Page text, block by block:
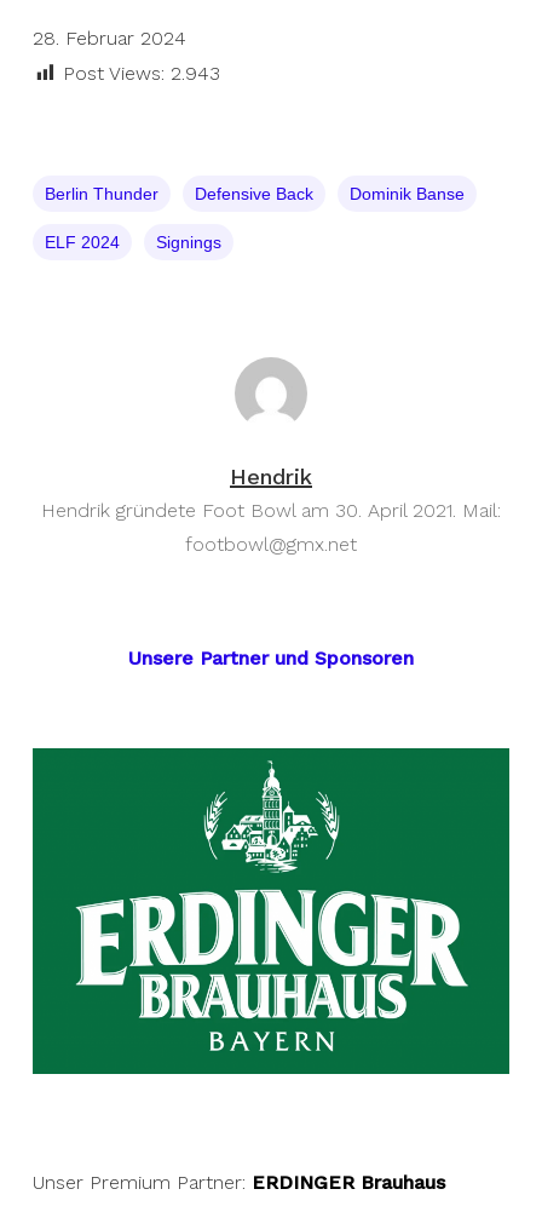
28. Februar 2024
Post Views: 2.943
Berlin Thunder Defensive Back Dominik Banse
ELF 2024 Signings
Hendrik
Hendrik gründete Foot Bowl am 30. April 2021. Mail:
footbowl@gmx.net
Unsere Partner und Sponsoren
Unser Premium Partner: ERDINGER Brauhaus